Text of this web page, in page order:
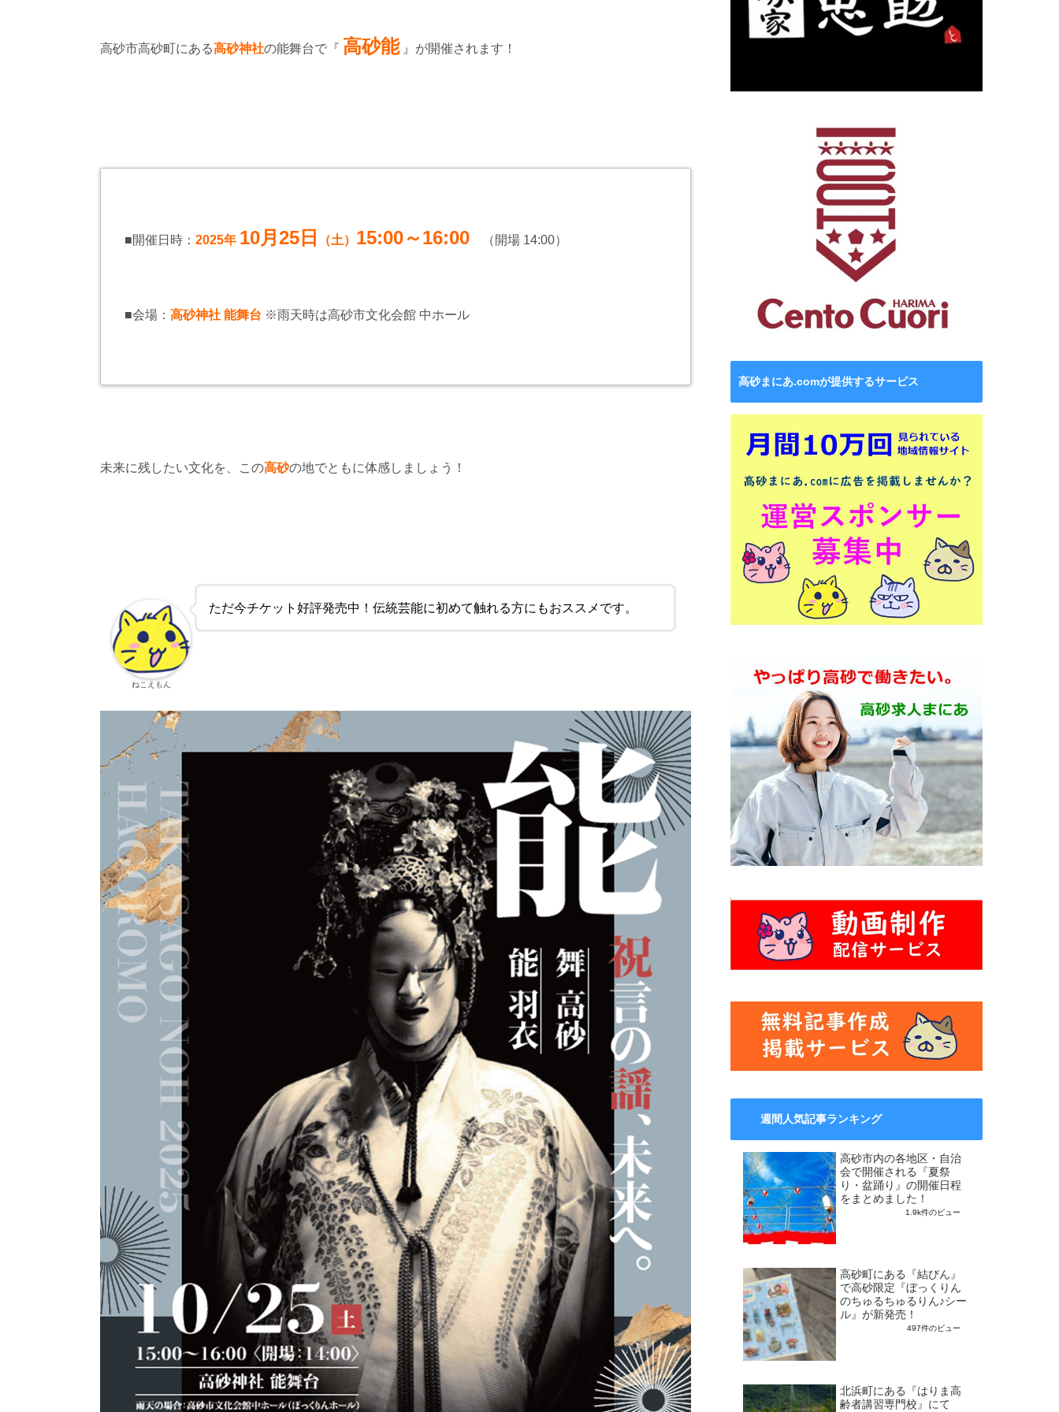
高砂市高砂町にある高砂神社の能舞台で『 高砂能』が開催されます！
■開催日時： 2025年 10月25日 （土） 15:00～16:00 （開場 14:00）
■会場： 高砂神社 能舞台 ※雨天時は高砂市文化会館 中ホール
未来に残したい文化を、この高砂の地でともに体感しましょう！
ただ今チケット好評発売中！伝統芸能に初めて触れる方にもおススメです。
ねこえもん
高砂まにあ.comが提供するサービス
週間人気記事ランキング
高砂市内の各地区・自治
会で開催される『夏祭
り・盆踊り』の開催日程
をまとめました！
1.9k件のビュー
高砂町にある『結びん』
で高砂限定『ぼっくりん
のちゅるちゅるりん♪シー
ル』が新発売！
497件のビュー
北浜町にある『はりま高
齢者講習専門校』にて